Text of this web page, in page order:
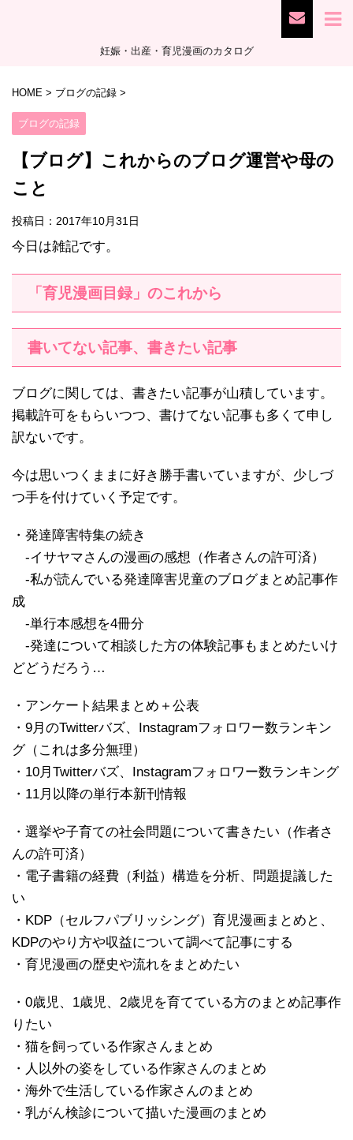
妊娠・出産・育児漫画のカタログ
HOME > ブログの記録 >
ブログの記録
【ブログ】これからのブログ運営や母の
こと
投稿日： 2017年10月31日
今日は雑記です。
「育児漫画目録」のこれから
書いてない記事、書きたい記事
ブログに関しては、書きたい記事が山積しています。
掲載許可をもらいつつ、書けてない記事も多くて申し
訳ないです。
今は思いつくままに好き勝手書いていますが、少しづ
つ手を付けていく予定です。
・発達障害特集の続き
-イサヤマさんの漫画の感想（作者さんの許可済）
-私が読んでいる発達障害児童のブログまとめ記事作
成
-単行本感想を4冊分
-発達について相談した方の体験記事もまとめたいけ
どどうだろう…
・アンケート結果まとめ＋公表
・9月のTwitterバズ、Instagramフォロワー数ランキン
グ（これは多分無理）
・10月Twitterバズ、Instagramフォロワー数ランキング
・11月以降の単行本新刊情報
・選挙や子育ての社会問題について書きたい（作者さ
んの許可済）
・電子書籍の経費（利益）構造を分析、問題提議した
い
・KDP（セルフパブリッシング）育児漫画まとめと、
KDPのやり方や収益について調べて記事にする
・育児漫画の歴史や流れをまとめたい
・0歳児、1歳児、2歳児を育てている方のまとめ記事作
りたい
・猫を飼っている作家さんまとめ
・人以外の姿をしている作家さんのまとめ
・海外で生活している作家さんのまとめ
・乳がん検診について描いた漫画のまとめ